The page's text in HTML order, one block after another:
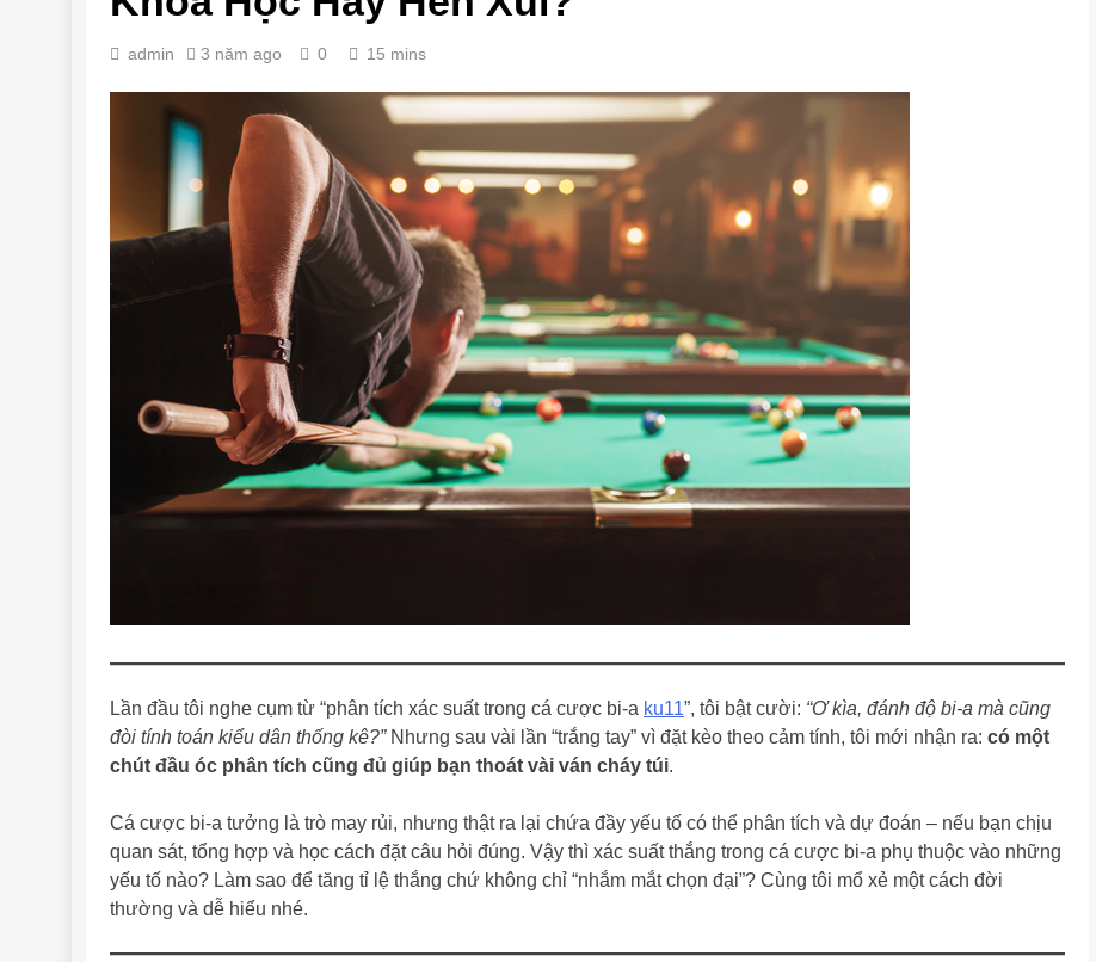
admin 3 năm ago 0 15 mins
Lần đầu tôi nghe cụm từ “phân tích xác suất trong cá cược bi-a ku11”, tôi bật cười: “Ơ kìa, đánh độ bi-a mà cũng
đòi tính toán kiểu dân thống kê?”Nhưng sau vài lần “trắng tay” vì đặt kèo theo cảm tính, tôi mới nhận ra: có một
chút đầu óc phân tích cũng đủ giúp bạn thoát vài ván cháy túi.
Cá cược bi-a tưởng là trò may rủi, nhưng thật ra lại chứa đầy yếu tố có thể phân tích và dự đoán – nếu bạn chịu
quan sát, tổng hợp và học cách đặt câu hỏi đúng. Vậy thì xác suất thắng trong cá cược bi-a phụ thuộc vào những
yếu tố nào? Làm sao để tăng tỉ lệ thắng chứ không chỉ “nhắm mắt chọn đại”? Cùng tôi mổ xẻ một cách đời
thường và dễ hiểu nhé.